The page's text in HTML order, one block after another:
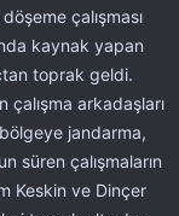
çalışması
kaynak yapan
toprak geldi.
çalışma arkadaşları
bölgeye jandarma,
süren çalışmaların
Keskin ve Dinçer